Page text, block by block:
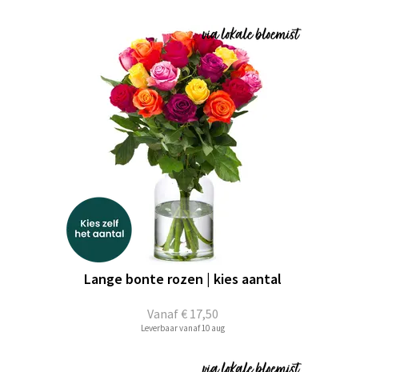
Vanaf€ 17,50
Lange bonte rozen | kies aantal
Leverbaar vanaf 10 aug